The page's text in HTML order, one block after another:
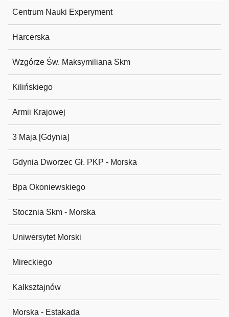
Centrum Nauki Experyment
Harcerska
Wzgórze Św. Maksymiliana Skm
Kilińskiego
Armii Krajowej
3 Maja [Gdynia]
Gdynia Dworzec Gł. PKP - Morska
Bpa Okoniewskiego
Stocznia Skm - Morska
Uniwersytet Morski
Mireckiego
Kalksztajnów
Morska - Estakada